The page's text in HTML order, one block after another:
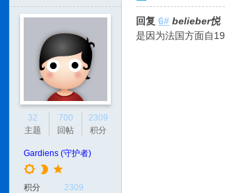
32
主题
700
回帖
2309
积分
Gardiens (守护者)
积分 2309
回复6# belieber悦
是因为法国方面自